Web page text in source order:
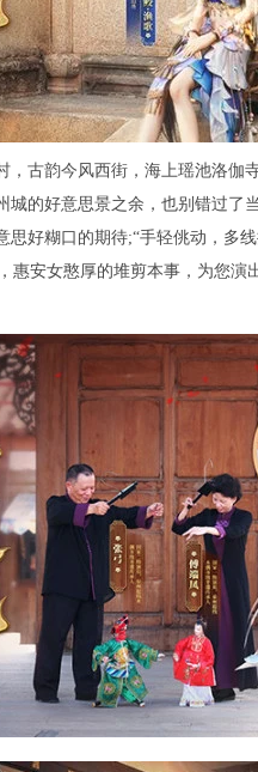
，古韵今风西街，海上瑶池洛伽
城的好意思景之余，也别错过了
思好糊口的期待;“手轻佻动，多
惠安女憨厚的堆剪本事，为您演